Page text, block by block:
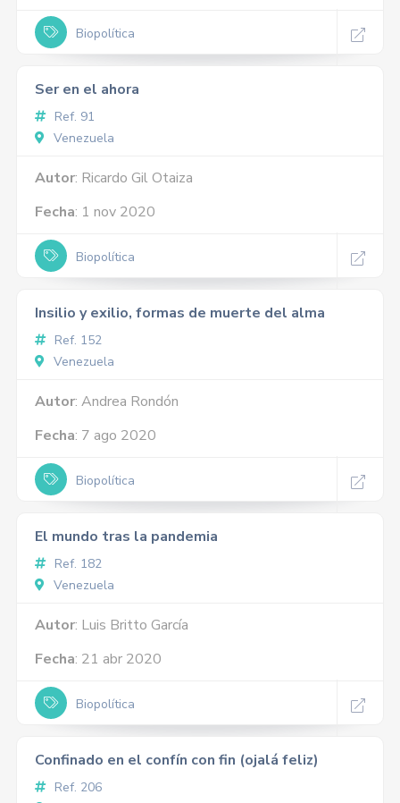
Biopolítica
Ser en el ahora
Ref. 91
Venezuela
Autor: Ricardo Gil Otaiza
Fecha: 1 nov 2020
Biopolítica
Insilio y exilio, formas de muerte del alma
Ref. 152
Venezuela
Autor: Andrea Rondón
Fecha: 7 ago 2020
Biopolítica
El mundo tras la pandemia
Ref. 182
Venezuela
Autor: Luis Britto García
Fecha: 21 abr 2020
Biopolítica
Confinado en el confín con fin (ojalá feliz)
Ref. 206